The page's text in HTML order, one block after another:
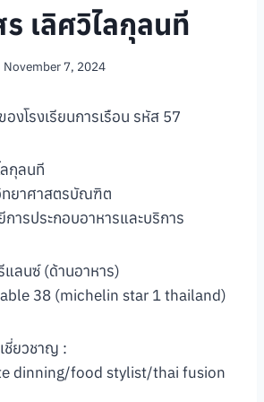
เลิศวิไลกุลนที
November 7, 2024
งโรงเรียนการเรือน รหัส 57
กุลนที
ทยาศาสตรบัณฑิต
การประกอบอาหารและบริการ
ลนซ์ (ด้านอาหาร)
38 (michelin star 1 thailand)
ชี่ยวชาญ :
dinning/food stylist/thai fusion